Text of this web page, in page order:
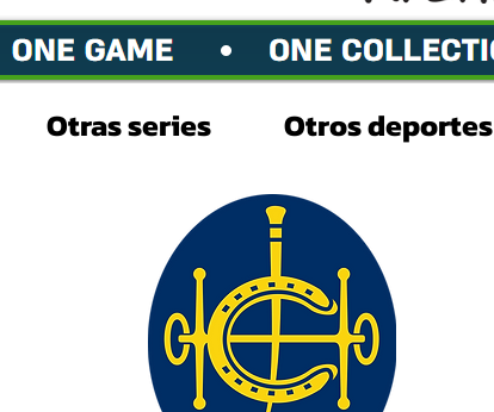
Otras series Otros deportes